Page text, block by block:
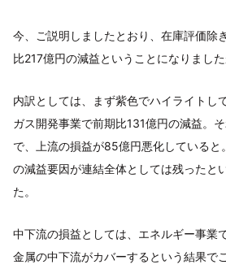
今、ご説明しましたとおり、在庫評価除
比217億円の減益ということになりました
内訳としては、まず紫色でハイライトし
ガス開発事業で前期比131億円の減益。
で、上流の損益が85億円悪化していると
の減益要因が連結全体としては残ったと
た。
中下流の損益としては、エネルギー事業
金属の中下流がカバーするという結果で